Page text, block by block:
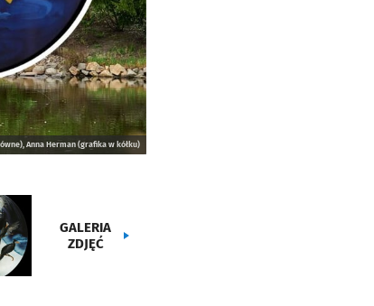
Anna Herman (grafika w kółku)
GALERIA
ZDJĘĆ